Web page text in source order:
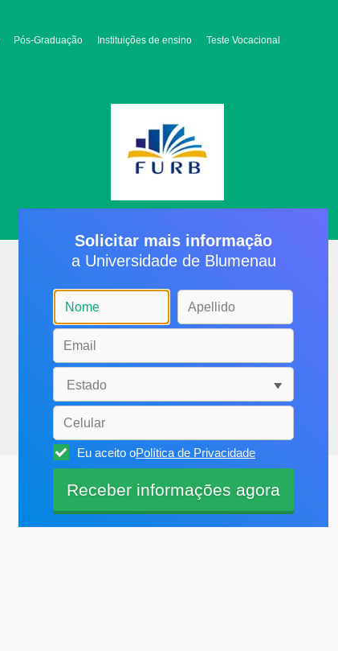
Pós-Graduação Instituições de ensino Teste Vocacional
Solicitar mais informação
a Universidade de Blumenau
Eu aceito oPolítica de Privacidade